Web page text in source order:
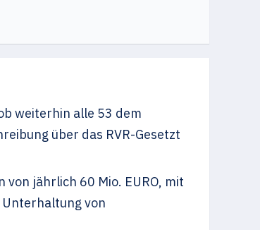
weiterhin alle 53 dem
über das RVR-Gesetzt
jährlich 60 Mio. EURO, mit
von